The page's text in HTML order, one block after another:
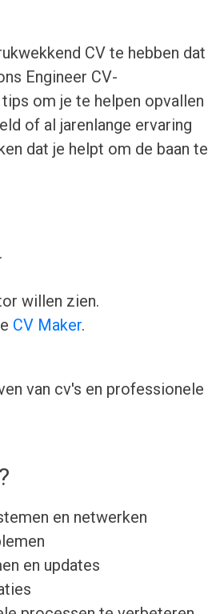
CV te hebben dat
Engineer CV-
om je te helpen opvallen
of al jarenlange ervaring
dat je helpt om de baan te
willen zien.
CV Maker.
van cv's en professionele
en netwerken
en updates